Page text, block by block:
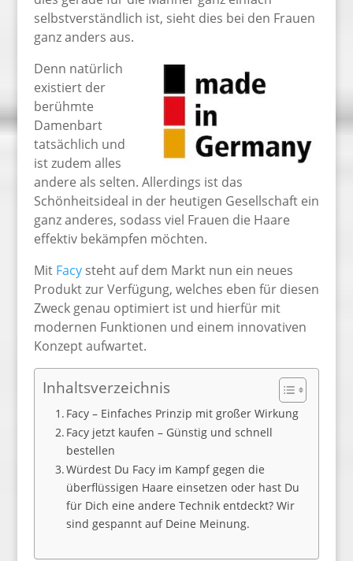
selbstverständlich ist, sieht dies bei den Frauen
ganz anders aus.
Denn natürlich
existiert der
berühmte
Damenbart
tatsächlich und
ist zudem alles
andere als selten. Allerdings ist das
Schönheitsideal in der heutigen Gesellschaft ein
ganz anderes, sodass viel Frauen die Haare
effektiv bekämpfen möchten.
Mit Facysteht auf dem Markt nun ein neues
Produkt zur Verfügung, welches eben für diesen
Zweck genau optimiert ist und hierfür mit
modernen Funktionen und einem innovativen
Konzept aufwartet.
Inhaltsverzeichnis
Facy – Einfaches Prinzip mit großer Wirkung
Facy jetzt kaufen – Günstig und schnell
bestellen
Würdest Du Facy im Kampf gegen die
überflüssigen Haare einsetzen oder hast Du
für Dich eine andere Technik entdeckt? Wir
sind gespannt auf Deine Meinung.